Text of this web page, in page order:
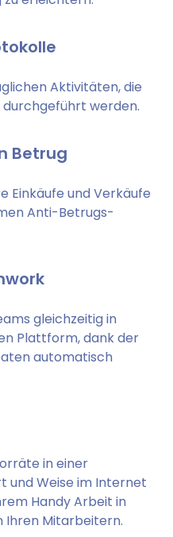
Aktivitäten, die
werden.
Betrug
Einkäufe und Verkäufe
Anti-Betrugs-
gleichzeitig in
Plattform, dank der
automatisch
in einer
und Weise im Internet
Handy Arbeit in
Ihren Mitarbeitern.